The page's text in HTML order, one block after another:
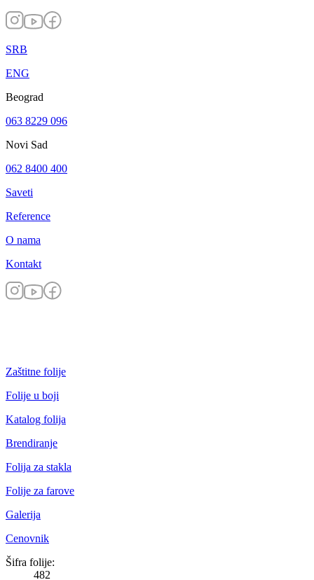
SRB
ENG
Beograd
063 8229 096
Novi Sad
062 8400 400
Saveti
Reference
O nama
Kontakt
Zaštitne folije
Folije u boji
Katalog folija
Brendiranje
Folija za stakla
Folije za farove
Galerija
Cenovnik
Super Chrome Pink Gloss
Šifra folije:
482